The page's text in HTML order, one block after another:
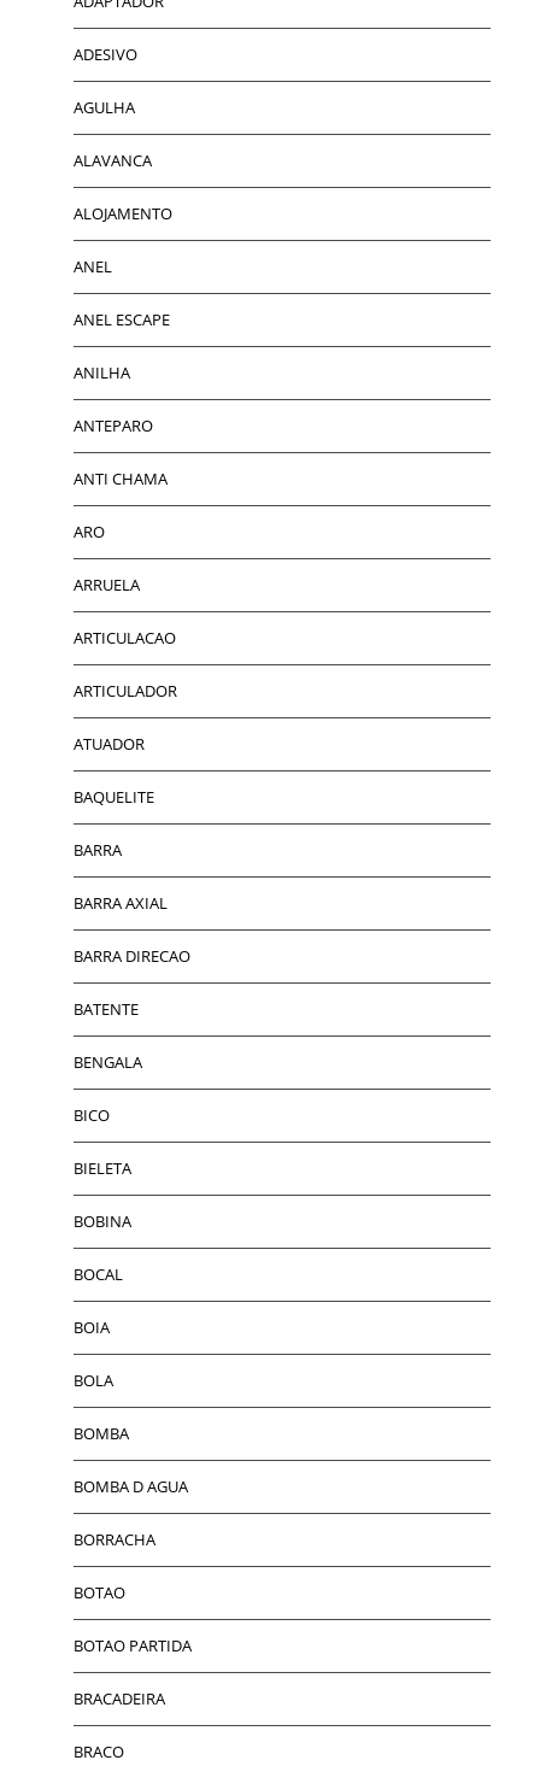
ADESIVO
AGULHA
ALAVANCA
ALOJAMENTO
ANEL
ANEL ESCAPE
ANILHA
ANTEPARO
ANTI CHAMA
ARO
ARRUELA
ARTICULACAO
ARTICULADOR
ATUADOR
BAQUELITE
BARRA
BARRA AXIAL
BARRA DIRECAO
BATENTE
BENGALA
BICO
BIELETA
BOBINA
BOCAL
BOIA
BOLA
BOMBA
BOMBA D AGUA
BORRACHA
BOTAO
BOTAO PARTIDA
BRACADEIRA
BRACO